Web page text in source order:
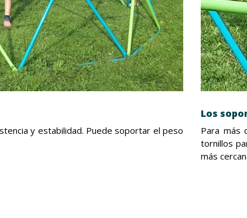
y estabilidad. Puede soportar el peso
Los
Para más
tornillos
más